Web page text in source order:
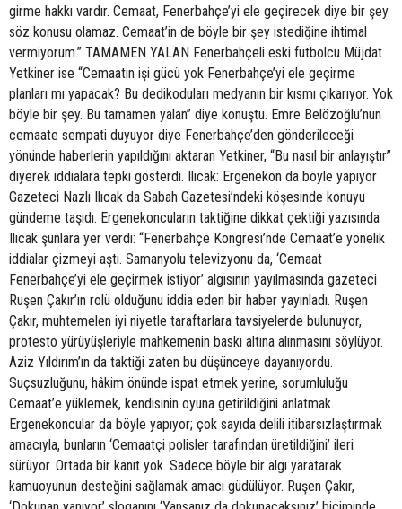
girme hakkı vardır. Cemaat, Fenerbahçe’yi ele geçirecek diye bir şey
söz konusu olamaz. Cemaat’in de böyle bir şey istediğine ihtimal
vermiyorum.” TAMAMEN YALAN Fenerbahçeli eski futbolcu Müjdat
Yetkiner ise “Cemaatin işi gücü yok Fenerbahçe’yi ele geçirme
planları mı yapacak? Bu dedikoduları medyanın bir kısmı çıkarıyor. Yok
böyle bir şey. Bu tamamen yalan” diye konuştu. Emre Belözoğlu’nun
cemaate sempati duyuyor diye Fenerbahçe’den gönderileceği
yönünde haberlerin yapıldığını aktaran Yetkiner, “Bu nasıl bir anlayıştır”
diyerek iddialara tepki gösterdi. Ilıcak: Ergenekon da böyle yapıyor
Gazeteci Nazlı Ilıcak da Sabah Gazetesi’ndeki köşesinde konuyu
gündeme taşıdı. Ergenekoncuların taktiğine dikkat çektiği yazısında
Ilıcak şunlara yer verdi: “Fenerbahçe Kongresi’nde Cemaat’e yönelik
iddialar çizmeyi aştı. Samanyolu televizyonu da, ‘Cemaat
Fenerbahçe’yi ele geçirmek istiyor’ algısının yayılmasında gazeteci
Ruşen Çakır’ın rolü olduğunu iddia eden bir haber yayınladı. Ruşen
Çakır, muhtemelen iyi niyetle taraftarlara tavsiyelerde bulunuyor,
protesto yürüyüşleriyle mahkemenin baskı altına alınmasını söylüyor.
Aziz Yıldırım’ın da taktiği zaten bu düşünceye dayanıyordu.
Suçsuzluğunu, hâkim önünde ispat etmek yerine, sorumluluğu
Cemaat’e yüklemek, kendisinin oyuna getirildiğini anlatmak.
Ergenekoncular da böyle yapıyor; çok sayıda delili itibarsızlaştırmak
amacıyla, bunların ‘Cemaatçi polisler tarafından üretildiğini’ ileri
sürüyor. Ortada bir kanıt yok. Sadece böyle bir algı yaratarak
kamuoyunun desteğini sağlamak amacı güdülüyor. Ruşen Çakır,